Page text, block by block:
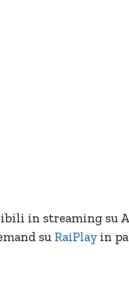
in streaming su
su RaiPlay in